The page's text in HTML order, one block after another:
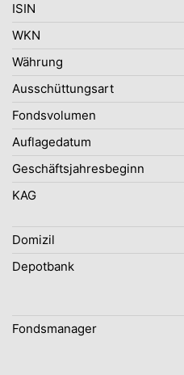
ISIN
WKN
Währung
Ausschüttungsart
Fondsvolumen
Auflagedatum
Geschäftsjahresbeginn
KAG
Domizil
Depotbank
Fondsmanager